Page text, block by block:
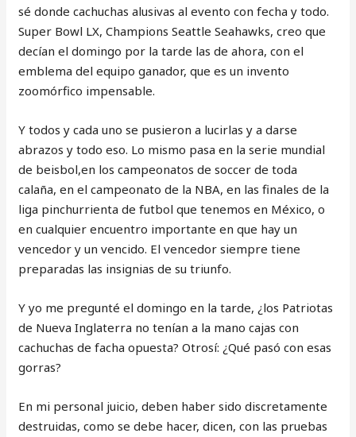
sé donde cachuchas alusivas al evento con fecha y todo.
Super Bowl LX, Champions Seattle Seahawks, creo que
decían el domingo por la tarde las de ahora, con el
emblema del equipo ganador, que es un invento
zoomórfico impensable.
Y todos y cada uno se pusieron a lucirlas y a darse
abrazos y todo eso. Lo mismo pasa en la serie mundial
de beisbol,en los campeonatos de soccer de toda
calaña, en el campeonato de la NBA, en las finales de la
liga pinchurrienta de futbol que tenemos en México, o
en cualquier encuentro importante en que hay un
vencedor y un vencido. El vencedor siempre tiene
preparadas las insignias de su triunfo.
Y yo me pregunté el domingo en la tarde, ¿los Patriotas
de Nueva Inglaterra no tenían a la mano cajas con
cachuchas de facha opuesta? Otrosí: ¿Qué pasó con esas
gorras?
En mi personal juicio, deben haber sido discretamente
destruidas, como se debe hacer, dicen, con las pruebas